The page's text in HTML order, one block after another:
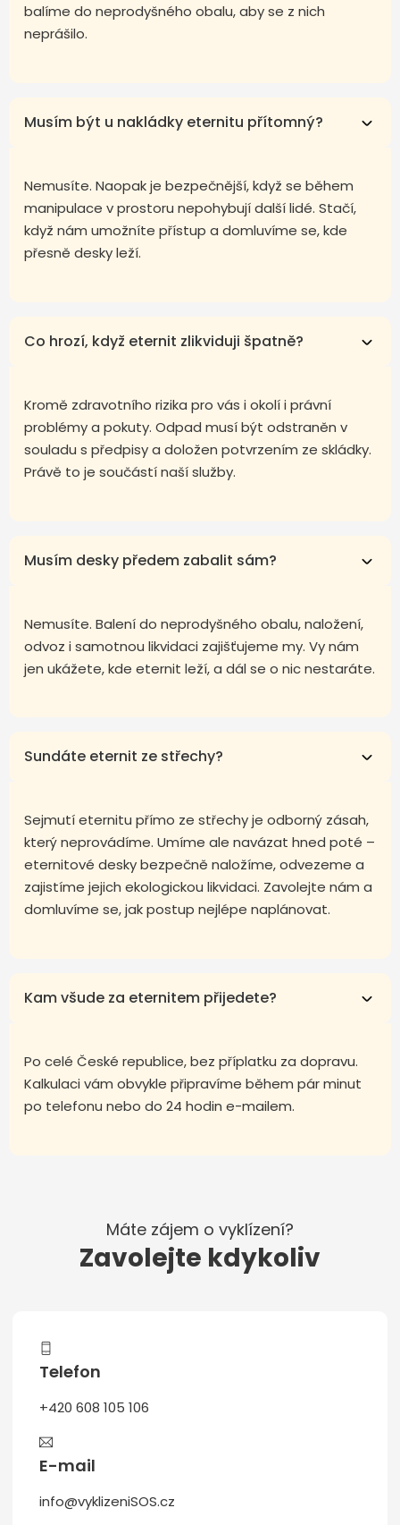
balíme do neprodyšného obalu, aby se z nich
neprášilo.
Musím být u nakládky eternitu přítomný?
Nemusíte. Naopak je bezpečnější, když se během
manipulace v prostoru nepohybují další lidé. Stačí,
když nám umožníte přístup a domluvíme se, kde
přesně desky leží.
Co hrozí, když eternit zlikviduji špatně?
Kromě zdravotního rizika pro vás i okolí i právní
problémy a pokuty. Odpad musí být odstraněn v
souladu s předpisy a doložen potvrzením ze skládky.
Právě to je součástí naší služby.
Musím desky předem zabalit sám?
Nemusíte. Balení do neprodyšného obalu, naložení,
odvoz i samotnou likvidaci zajišťujeme my. Vy nám
jen ukážete, kde eternit leží, a dál se o nic nestaráte.
Sundáte eternit ze střechy?
Sejmutí eternitu přímo ze střechy je odborný zásah,
který neprovádíme. Umíme ale navázat hned poté –
eternitové desky bezpečně naložíme, odvezeme a
zajistíme jejich ekologickou likvidaci. Zavolejte nám a
domluvíme se, jak postup nejlépe naplánovat.
Kam všude za eternitem přijedete?
Po celé České republice, bez příplatku za dopravu.
Kalkulaci vám obvykle připravíme během pár minut
po telefonu nebo do 24 hodin e-mailem.
Máte zájem o vyklízení?
Zavolejte kdykoliv
Telefon
+420 608 105 106
E-mail
info@vyklizeniSOS.cz